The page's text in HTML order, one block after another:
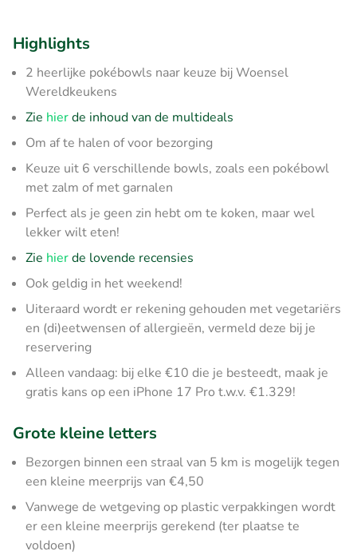
Highlights
2 heerlijke pokébowls naar keuze bij Woensel
Wereldkeukens
Zie hierde inhoud van de multideals
Om af te halen of voor bezorging
Keuze uit 6 verschillende bowls, zoals een pokébowl
met zalm of met garnalen
Perfect als je geen zin hebt om te koken, maar wel
lekker wilt eten!
Zie hierde lovende recensies
Ook geldig in het weekend!
Uiteraard wordt er rekening gehouden met vegetariërs
en (di)eetwensen of allergieën, vermeld deze bij je
reservering
Alleen vandaag: bij elke €10 die je besteedt, maak je
gratis kans op een iPhone 17 Pro t.w.v. €1.329!
Grote kleine letters
Bezorgen binnen een straal van 5 km is mogelijk tegen
een kleine meerprijs van €4,50
Vanwege de wetgeving op plastic verpakkingen wordt
er een kleine meerprijs gerekend (ter plaatse te
voldoen)